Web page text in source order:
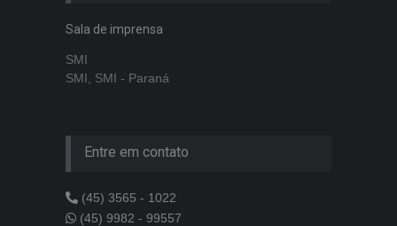
Sala de imprensa
SMI
SMI, SMI - Paraná
Entre em contato
(45) 3565 - 1022
(45) 9982 - 99557